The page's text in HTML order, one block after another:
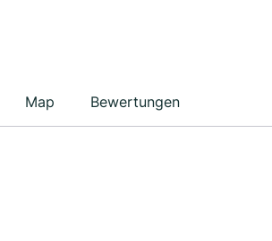
Map Bewertungen